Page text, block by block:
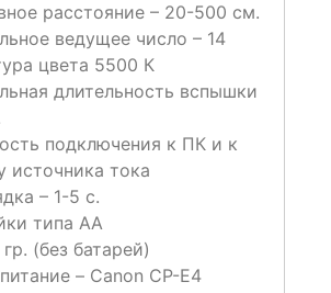
расстояние – 20-500 см.
ведущее число – 14
цвета 5500 К
длительность вспышки
подключения к ПК и к
источника тока
– 1-5 с.
типа АА
(без батарей)
– Canon CP-E4